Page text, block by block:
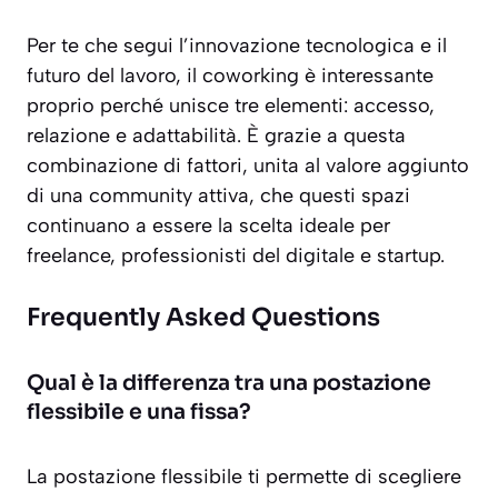
Per te che segui l’innovazione tecnologica e il
futuro del lavoro, il coworking è interessante
proprio perché unisce tre elementi: accesso,
relazione e adattabilità. È grazie a questa
combinazione di fattori, unita al valore aggiunto
di una community attiva, che questi spazi
continuano a essere la scelta ideale per
freelance, professionisti del digitale e startup.
Frequently Asked Questions
Qual è la differenza tra una postazione
flessibile e una fissa?
La postazione flessibile ti permette di scegliere